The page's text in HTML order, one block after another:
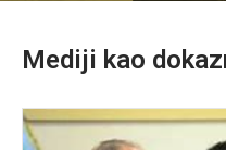
Mediji kao